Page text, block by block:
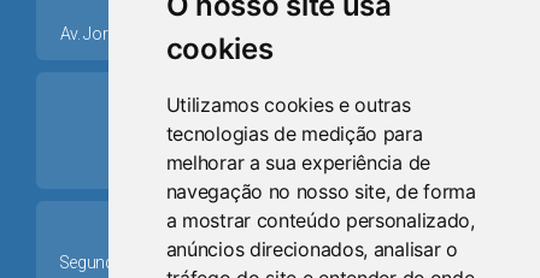
cookies
Utilizamos cookies e outras
tecnologias de medição para
melhorar a sua experiência de
navegação no nosso site, de forma
a mostrar conteúdo personalizado,
anúncios direcionados, analisar o
Av. Jorge Dariva, 1211, Centro CEP: 95520.000 - Osório/RS
ring_volume
Telefone
(51) 9 8024-0884
Schedule
Segunda-feira a Sexta-feira: 08h às 12h e das 13h30min às